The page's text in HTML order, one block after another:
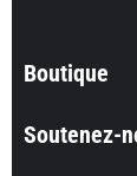
Boutique
Soutenez-